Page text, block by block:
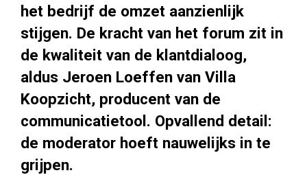
het bedrijf de omzet aanzienlijk
stijgen. De kracht van het forum zit in
de kwaliteit van de klantdialoog,
aldus Jeroen Loeffen van Villa
Koopzicht, producent van de
communicatietool. Opvallend detail:
de moderator hoeft nauwelijks in te
grijpen.